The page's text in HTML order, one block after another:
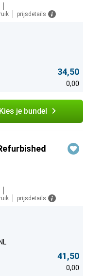
prijsdetails
34,50
0,00
Kies je bundel
prijsdetails
41,50
0,00